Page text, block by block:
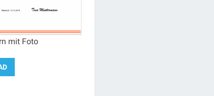
mit Foto